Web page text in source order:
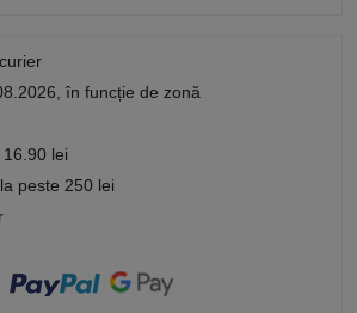
curier
în funcție de zonă
lei
peste 250 lei